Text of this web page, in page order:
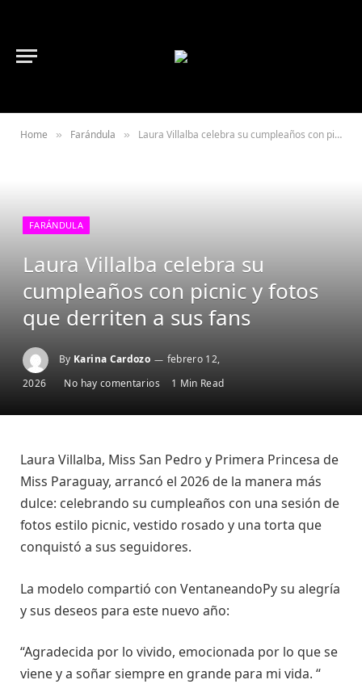
Home » Farándula » Laura Villalba celebra su cumpleaños con picnic y fotos que derriten a sus fans
FARÁNDULA
Laura Villalba celebra su
cumpleaños con picnic y fotos
que derriten a sus fans
By Karina Cardozo
febrero 12,
2026
No hay comentarios 1 Min Read
Laura Villalba, Miss San Pedro y Primera Princesa de
Miss Paraguay, arrancó el 2026 de la manera más
dulce: celebrando su cumpleaños con una sesión de
fotos estilo picnic, vestido rosado y una torta que
conquistó a sus seguidores.
La modelo compartió con VentaneandoPy su alegría
y sus deseos para este nuevo año:
“Agradecida por lo vivido, emocionada por lo que se
viene y a soñar siempre en grande para mi vida. “